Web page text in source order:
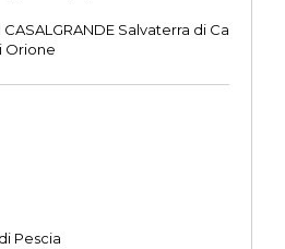
CASALGRANDE Salvaterra di Ca
Orione
Pescia